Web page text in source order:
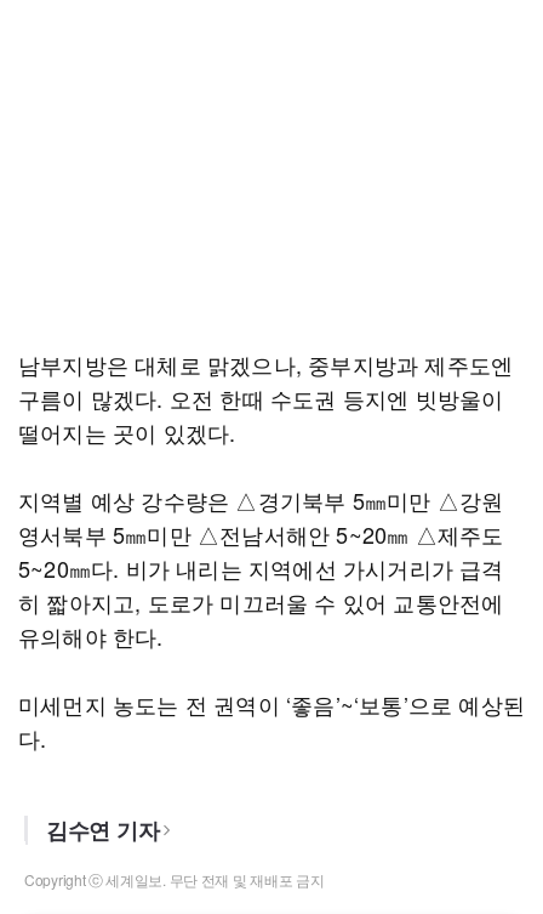
남부지방은 대체로 맑겠으나, 중부지방과 제주도엔
구름이 많겠다. 오전 한때 수도권 등지엔 빗방울이
떨어지는 곳이 있겠다.
지역별 예상 강수량은 △경기북부 5㎜미만 △강원
영서북부 5㎜미만 △전남서해안 5~20㎜ △제주도
5~20㎜다. 비가 내리는 지역에선 가시거리가 급격
히 짧아지고, 도로가 미끄러울 수 있어 교통안전에
유의해야 한다.
미세먼지 농도는 전 권역이 ‘좋음’~‘보통’으로 예상된
다.
김수연 기자
Copyright ⓒ 세계일보. 무단 전재 및 재배포 금지